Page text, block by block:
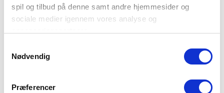
spil og tilbud på denne samt andre hjemmesider og
sociale medier igennem vores analyse og
Du kan læse mere om vores brug af cookies under
"Detaljer" eller ved at klikke videre til vores Cookiepolitik,
Nødvendig
Præferencer